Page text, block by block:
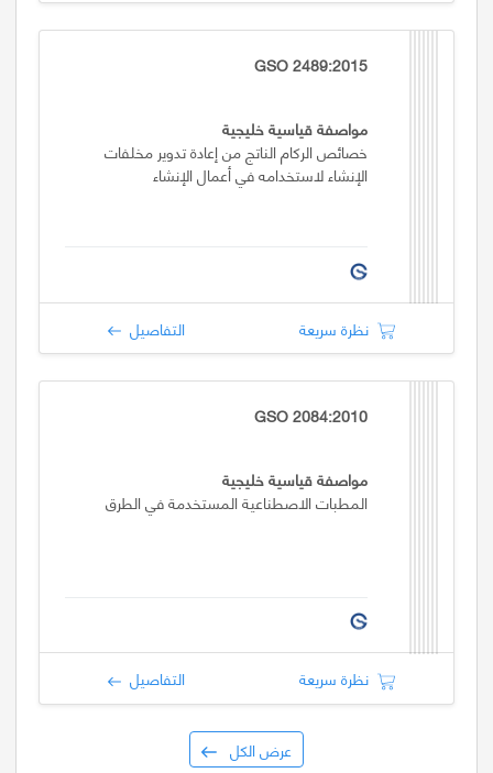
GSO 2489:2015
مواصفة قياسية خليجية
خصائص الركام الناتج من إعادة تدوير مخلفات
الإنشاء لاستخدامه في أعمال الإنشاء
نظرة سريعة التفاصيل
GSO 2084:2010
مواصفة قياسية خليجية
المطبات الاصطناعية المستخدمة في الطرق
نظرة سريعة التفاصيل
عرض الكل